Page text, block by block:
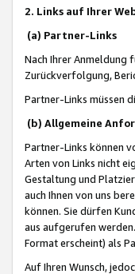
2. Links auf Ihrer
(a) Partner-Links
Nach Ihrer Anmeldung
Zurückverfolgung,
Partner-Links müssen
(b) Allgemeine
Partner-Links können
Arten von Links nicht
Gestaltung und
auch Ihnen von uns
können. Sie dürfen
aus aufgerufen
Format erscheint) als
Auf Ihren Wunsch,